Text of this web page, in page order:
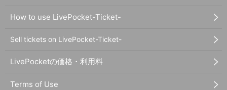
How to use LivePocket-Ticket-
Sell tickets on LivePocket-Ticket-
LivePocketの価格・利用料
Terms of Use